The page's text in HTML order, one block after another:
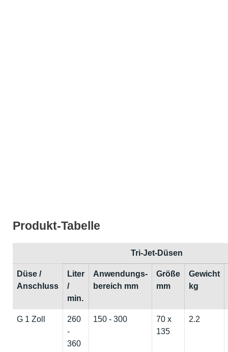
Produkt-Tabelle
Tri-Jet-Düsen
Düse /
Anschluss
Liter
/
min.
Anwendungs-
bereich mm
Größe
mm
Gewicht
kg
G 1 Zoll
260
-
360
150 - 300
70 x
135
2.2